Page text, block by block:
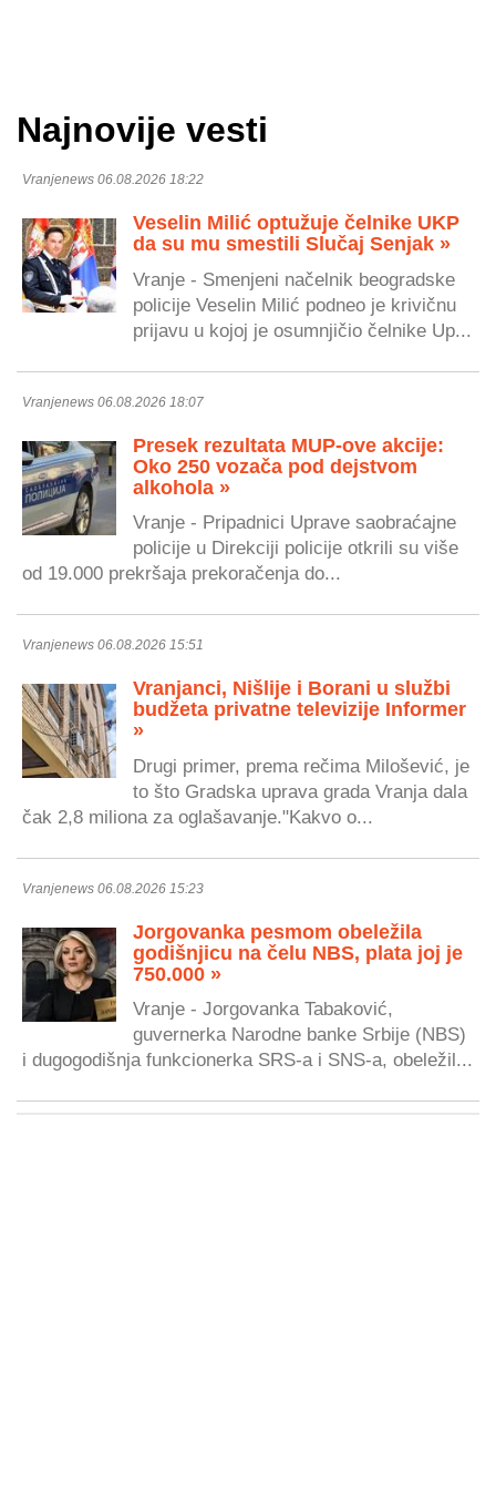
Najnovije vesti
Vranjenews 06.08.2026 18:22
Veselin Milić optužuje čelnike UKP
da su mu smestili Slučaj Senjak »
Vranje - Smenjeni načelnik beogradske
policije Veselin Milić podneo je krivičnu
prijavu u kojoj je osumnjičio čelnike Up...
Vranjenews 06.08.2026 18:07
Presek rezultata MUP-ove akcije:
Oko 250 vozača pod dejstvom
alkohola »
Vranje - Pripadnici Uprave saobraćajne
policije u Direkciji policije otkrili su više
od 19.000 prekršaja prekoračenja do...
Vranjenews 06.08.2026 15:51
Vranjanci, Nišlije i Borani u službi
budžeta privatne televizije Informer
»
Drugi primer, prema rečima Milošević, je
to što Gradska uprava grada Vranja dala
čak 2,8 miliona za oglašavanje."Kakvo o...
Vranjenews 06.08.2026 15:23
Jorgovanka pesmom obeležila
godišnjicu na čelu NBS, plata joj je
750.000 »
Vranje - Jorgovanka Tabaković,
guvernerka Narodne banke Srbije (NBS)
i dugogodišnja funkcionerka SRS-a i SNS-a, obeležil...